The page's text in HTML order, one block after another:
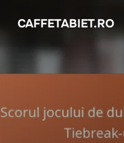
CAFFETABIET.RO